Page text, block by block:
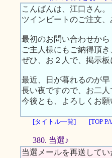
こんばんは、江口さん。
ツインビートのご注文、
最初のお問い合わせか
ご主人様にもご納得頂き
ぜひ、お２人で、掲示板
最近、日が暮れるのが
長い夜ですので、お二
今後とも、よろしくお願
[タイトル一覧] [TOP
380. 当選♪
当選メールを再送して